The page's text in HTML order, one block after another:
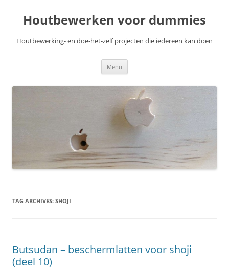
content
Houtbewerken voor dummies
Houtbewerking- en doe-het-zelf projecten die iedereen kan doen
Menu
TAG ARCHIVES: SHOJI
Butsudan – beschermlatten voor shoji
(deel 10)